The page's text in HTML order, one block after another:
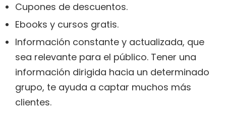
Cupones de descuentos.
Ebooks y cursos gratis.
Información constante y actualizada, que
sea relevante para el público. Tener una
información dirigida hacia un determinado
grupo, te ayuda a captar muchos más
clientes.